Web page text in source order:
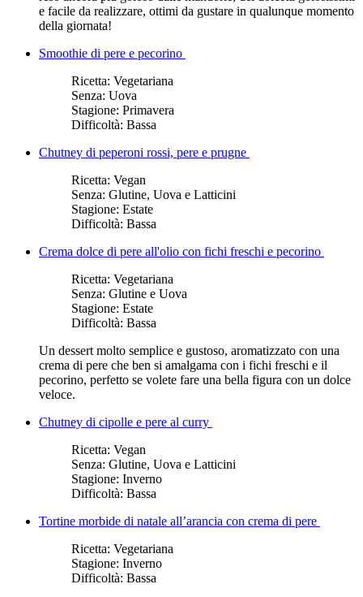
e facile da realizzare, ottimi da gustare in qualunque momento
della giornata!
Smoothie di pere e pecorino
Ricetta: Vegetariana
Senza: Uova
Stagione: Primavera
Difficoltà: Bassa
Chutney di peperoni rossi, pere e prugne
Ricetta: Vegan
Senza: Glutine, Uova e Latticini
Stagione: Estate
Difficoltà: Bassa
Crema dolce di pere all'olio con fichi freschi e pecorino
Ricetta: Vegetariana
Senza: Glutine e Uova
Stagione: Estate
Difficoltà: Bassa
Un dessert molto semplice e gustoso, aromatizzato con una
crema di pere che ben si amalgama con i fichi freschi e il
pecorino, perfetto se volete fare una bella figura con un dolce
veloce.
Chutney di cipolle e pere al curry
Ricetta: Vegan
Senza: Glutine, Uova e Latticini
Stagione: Inverno
Difficoltà: Bassa
Tortine morbide di natale all’arancia con crema di pere
Ricetta: Vegetariana
Stagione: Inverno
Difficoltà: Bassa